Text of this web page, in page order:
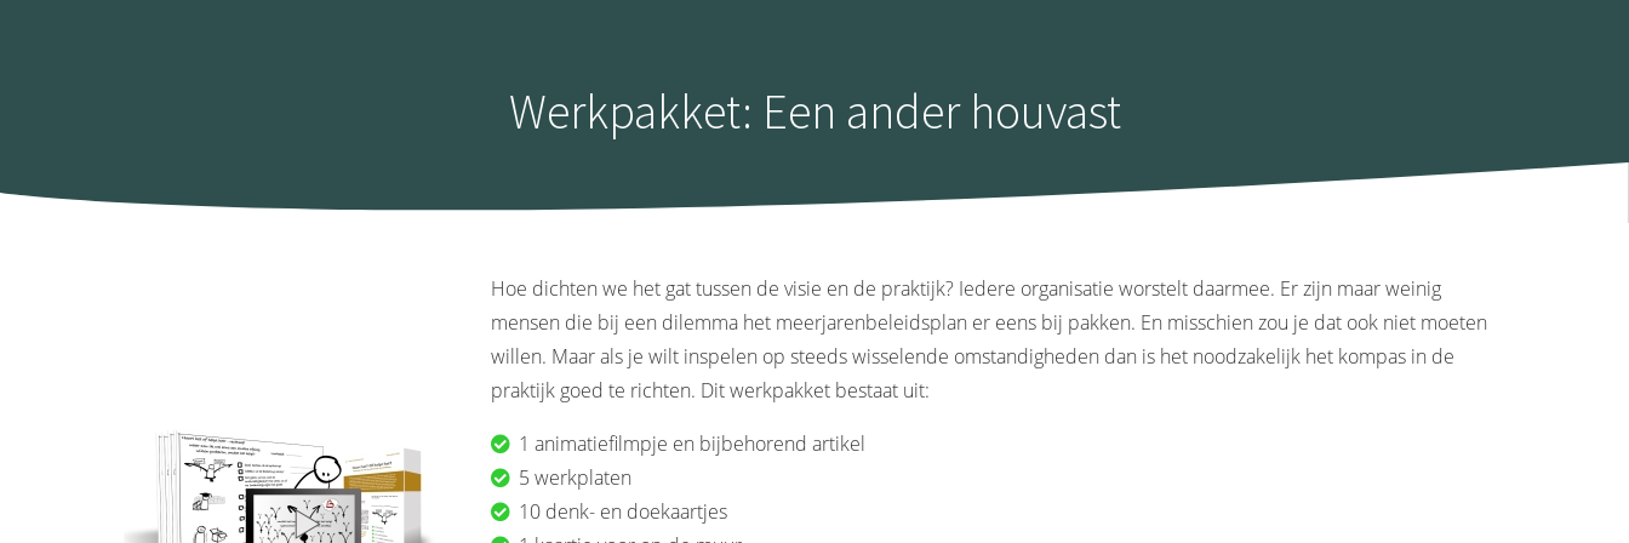
Werkpakket: Een ander houvast
Hoe dichten we het gat tussen de visie en de praktijk? Iedere organisatie worstelt daarmee. Er zijn maar weinig
mensen die bij een dilemma het meerjarenbeleidsplan er eens bij pakken. En misschien zou je dat ook niet moeten
willen. Maar als je wilt inspelen op steeds wisselende omstandigheden dan is het noodzakelijk het kompas in de
praktijk goed te richten. Dit werkpakket bestaat uit:
1 animatiefilmpje en bijbehorend artikel
5 werkplaten
10 denk- en doekaartjes